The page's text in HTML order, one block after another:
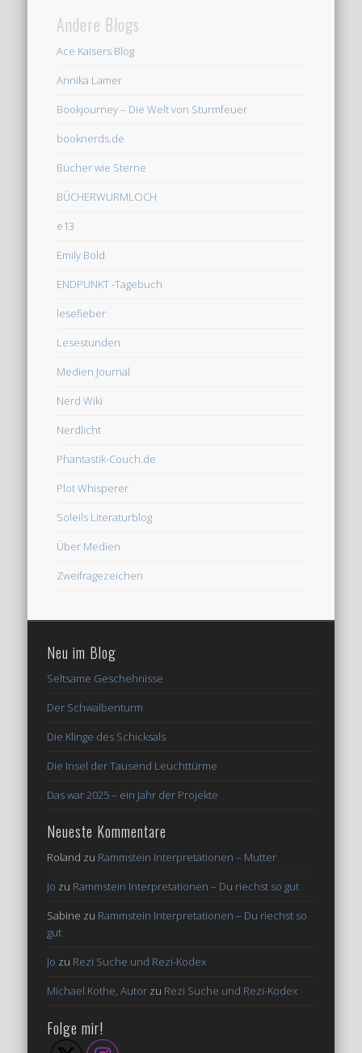
Andere Blogs
Ace Kaisers Blog
Annika Lamer
Bookjourney – Die Welt von Sturmfeuer
booknerds.de
Bücher wie Sterne
BÜCHERWURMLOCH
e13
Emily Bold
ENDPUNKT -Tagebuch
lesefieber
Lesestunden
Medien Journal
Nerd Wiki
Nerdlicht
Phantastik-Couch.de
Plot Whisperer
Soleils Literaturblog
Über Medien
Zweifragezeichen
Neu im Blog
Seltsame Geschehnisse
Der Schwalbenturm
Die Klinge des Schicksals
Die Insel der Tausend Leuchttürme
Das war 2025 – ein Jahr der Projekte
Neueste Kommentare
Roland zu Rammstein Interpretationen – Mutter
Jo zu Rammstein Interpretationen – Du riechst so gut
Sabine zu Rammstein Interpretationen – Du riechst so
gut
Jo zu Rezi Suche und Rezi-Kodex
Michael Kothe, Autor zu Rezi Suche und Rezi-Kodex
Folge mir!